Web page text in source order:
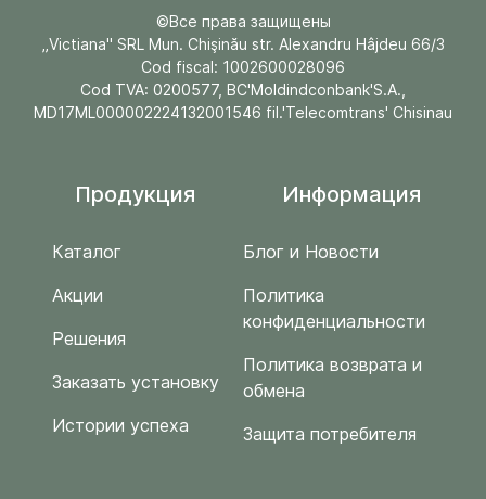
©Все права защищены
„Victiana" SRL Mun. Chişinău str. Alexandru Hâjdeu 66/3
Cod fiscal: 1002600028096
Cod TVA: 0200577, BC'Moldindconbank'S.A.,
MD17ML000002224132001546 fil.'Telecomtrans' Chisinau
Продукция
Каталог
Акции
Решения
Заказать установку
Истории успеха
Информация
Блог и Новости
Политика
конфиденциальности
Политика возврата и
обмена
Защита потребителя